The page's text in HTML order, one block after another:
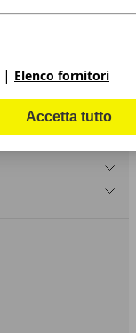
| Elenco fornitori
Accetta tutto